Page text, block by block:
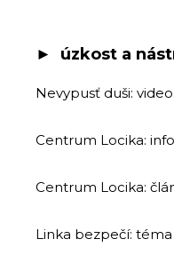
► úzkost a
Nevypusť duši: video
Centrum Locika:
Centrum Locika:
Linka bezpečí: téma